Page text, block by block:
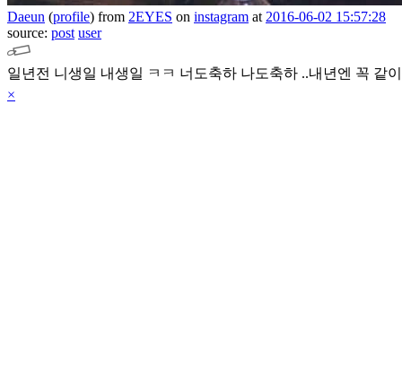
Daeun (profile) from 2EYES on instagram at 2016-06-02 15:57:28
source: post user
일년전 니생일 내생일 ㅋㅋ 너도축하 나도축하 ..내년엔 꼭 같
×